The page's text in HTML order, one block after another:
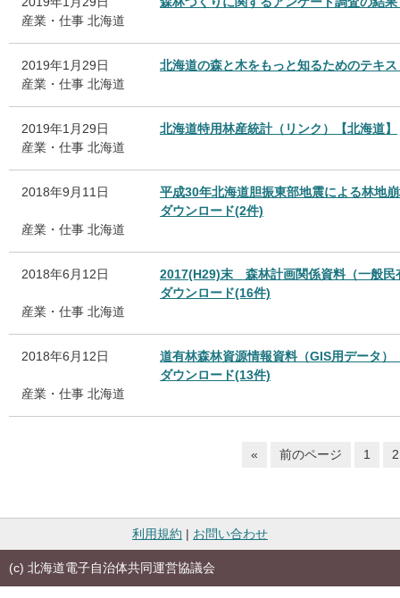
産業・仕事 北海道
2019年1月29日
北海道の森と木をもっと知るためのテキ
産業・仕事 北海道
2019年1月29日
北海道特用林産統計（リンク）【北海道】
産業・仕事 北海道
2018年9月11日
平成30年北海道胆振東部地震による林地
ダウンロード(2件)
産業・仕事 北海道
2018年6月12日
2017(H29)末 森林計画関係資料（一般民
ダウンロード(16件)
産業・仕事 北海道
2018年6月12日
道有林森林資源情報資料（GIS用データ）
ダウンロード(13件)
産業・仕事 北海道
« 前のページ 1 2
利用規約 | お問い合わせ
(c) 北海道電子自治体共同運営協議会